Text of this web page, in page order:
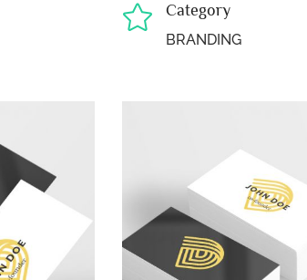
 Category
BRANDING